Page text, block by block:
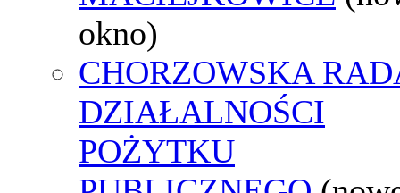
okno)
CHORZOWSKA
DZIAŁALNOŚCI
POŻYTKU